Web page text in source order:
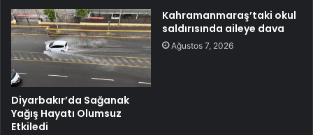
Diyarbakır’da Sağanak
Yağış Hayatı Olumsuz
Etkiledi
Kahramanmaraş’taki okul
saldırısında aileye dava
Ağustos 7, 2026